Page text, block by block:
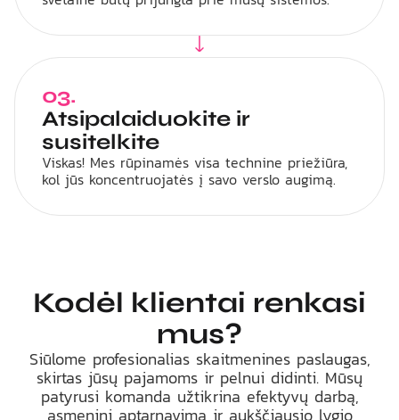
03.
Atsipalaiduokite ir
susitelkite
Viskas! Mes rūpinamės visa technine priežiūra,
kol jūs koncentruojatės į savo verslo augimą.
Kodėl klientai renkasi
mus?
Siūlome profesionalias skaitmenines paslaugas,
skirtas jūsų pajamoms ir pelnui didinti. Mūsų
patyrusi komanda užtikrina efektyvų darbą,
asmeninį aptarnavimą ir aukščiausio lygio